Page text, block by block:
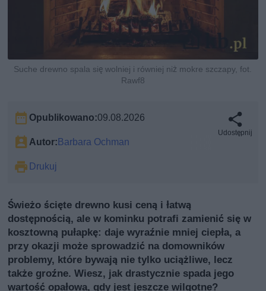
Suche drewno spala się wolniej i równiej niż mokre szczapy, fot.
Rawf8
Opublikowano:09.08.2026
Autor:Barbara Ochman
Drukuj
Udostępnij
Świeżo ścięte drewno kusi ceną i łatwą
dostępnością, ale w kominku potrafi zamienić się w
kosztowną pułapkę: daje wyraźnie mniej ciepła, a
przy okazji może sprowadzić na domowników
problemy, które bywają nie tylko uciążliwe, lecz
także groźne. Wiesz, jak drastycznie spada jego
wartość opałowa, gdy jest jeszcze wilgotne?